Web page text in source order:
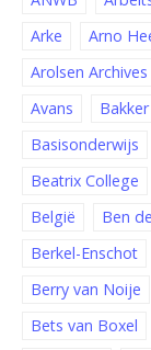
Arke
Arno
Arolsen Archives
Avans
Basisonderwijs
Beatrix College
België
Ben
Berkel-Enschot
Berry van Noije
Bets van Boxel